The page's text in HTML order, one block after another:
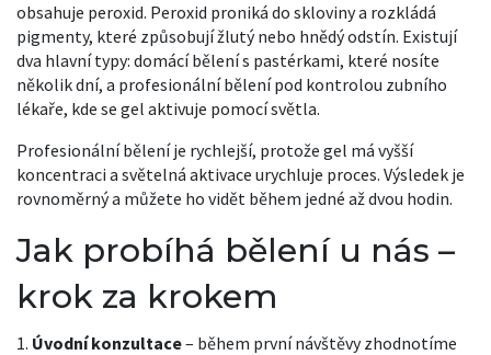
obsahuje peroxid. Peroxid proniká do skloviny a rozkládá
pigmenty, které způsobují žlutý nebo hnědý odstín. Existují
dva hlavní typy: domácí bělení s pastérkami, které nosíte
několik dní, a profesionální bělení pod kontrolou zubního
lékaře, kde se gel aktivuje pomocí světla.
Profesionální bělení je rychlejší, protože gel má vyšší
koncentraci a světelná aktivace urychluje proces. Výsledek je
rovnoměrný a můžete ho vidět během jedné až dvou hodin.
Jak probíhá bělení u nás –
krok za krokem
1. Úvodní konzultace– během první návštěvy zhodnotíme